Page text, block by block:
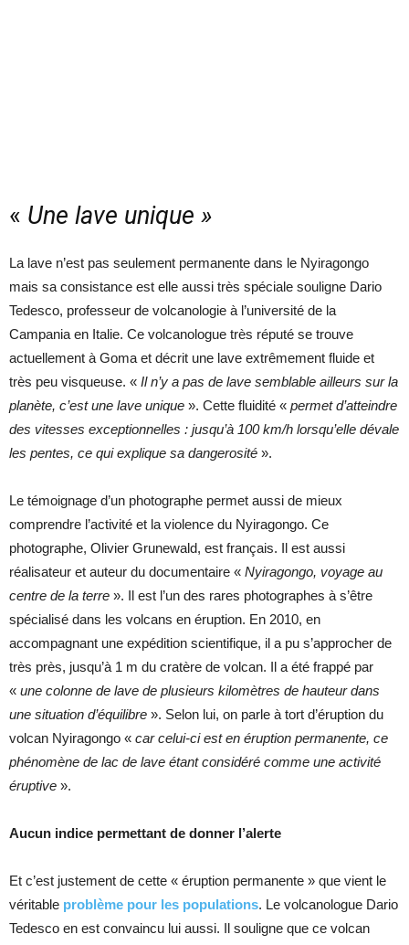
« Une lave unique »
La lave n’est pas seulement permanente dans le Nyiragongo
mais sa consistance est elle aussi très spéciale souligne Dario
Tedesco, professeur de volcanologie à l’université de la
Campania en Italie. Ce volcanologue très réputé se trouve
actuellement à Goma et décrit une lave extrêmement fluide et
très peu visqueuse. « Il n’y a pas de lave semblable ailleurs sur la
planète, c’est une lave unique ». Cette fluidité « permet d’atteindre
des vitesses exceptionnelles : jusqu’à 100 km/h lorsqu’elle dévale
les pentes, ce qui explique sa dangerosité ».
Le témoignage d’un photographe permet aussi de mieux
comprendre l’activité et la violence du Nyiragongo. Ce
photographe, Olivier Grunewald, est français. Il est aussi
réalisateur et auteur du documentaire « Nyiragongo, voyage au
centre de la terre ». Il est l’un des rares photographes à s’être
spécialisé dans les volcans en éruption. En 2010, en
accompagnant une expédition scientifique, il a pu s’approcher de
très près, jusqu’à 1 m du cratère de volcan. Il a été frappé par
« une colonne de lave de plusieurs kilomètres de hauteur dans
une situation d’équilibre ». Selon lui, on parle à tort d’éruption du
volcan Nyiragongo « car celui-ci est en éruption permanente, ce
phénomène de lac de lave étant considéré comme une activité
éruptive ».
Aucun indice permettant de donner l’alerte
Et c’est justement de cette « éruption permanente » que vient le
véritable problème pour les populations. Le volcanologue Dario
Tedesco en est convaincu lui aussi. Il souligne que ce volcan